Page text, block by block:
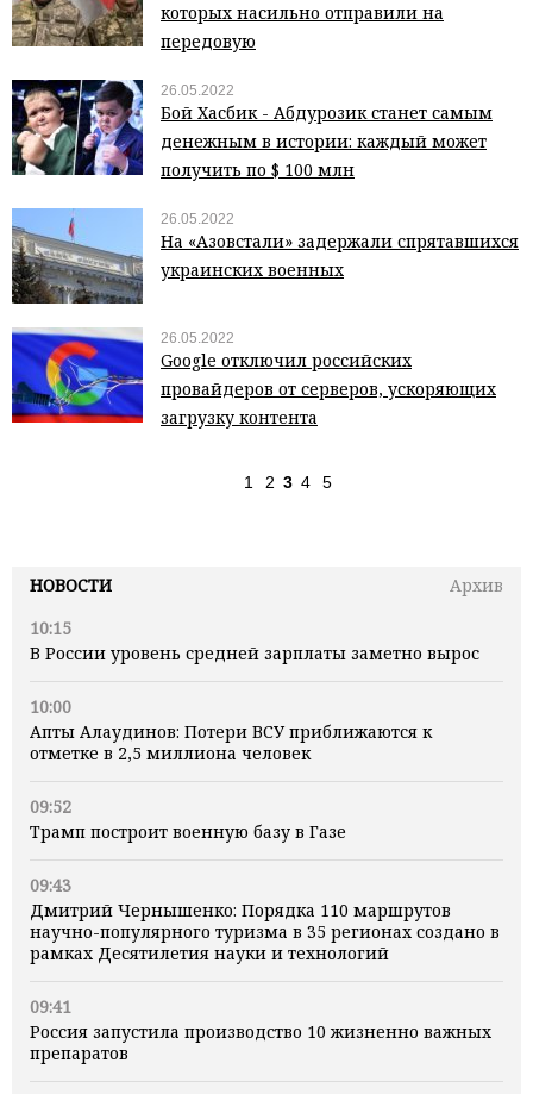
НОВОСТИ
Архив
10:15
В России уровень средней зарплаты заметно вырос
10:00
Апты Алаудинов: Потери ВСУ приближаются к
отметке в 2,5 миллиона человек
09:52
Трамп построит военную базу в Газе
09:43
Дмитрий Чернышенко: Порядка 110 маршрутов
научно-популярного туризма в 35 регионах создано в
рамках Десятилетия науки и технологий
09:41
Россия запустила производство 10 жизненно важных
препаратов
которых насильно отправили на
передовую
26.05.2022
Бой Хасбик - Абдурозик станет самым
денежным в истории: каждый может
получить по $ 100 млн
26.05.2022
На «Азовстали» задержали спрятавшихся
украинских военных
26.05.2022
Google отключил российских
провайдеров от серверов, ускоряющих
загрузку контента
1 2 3 4 5